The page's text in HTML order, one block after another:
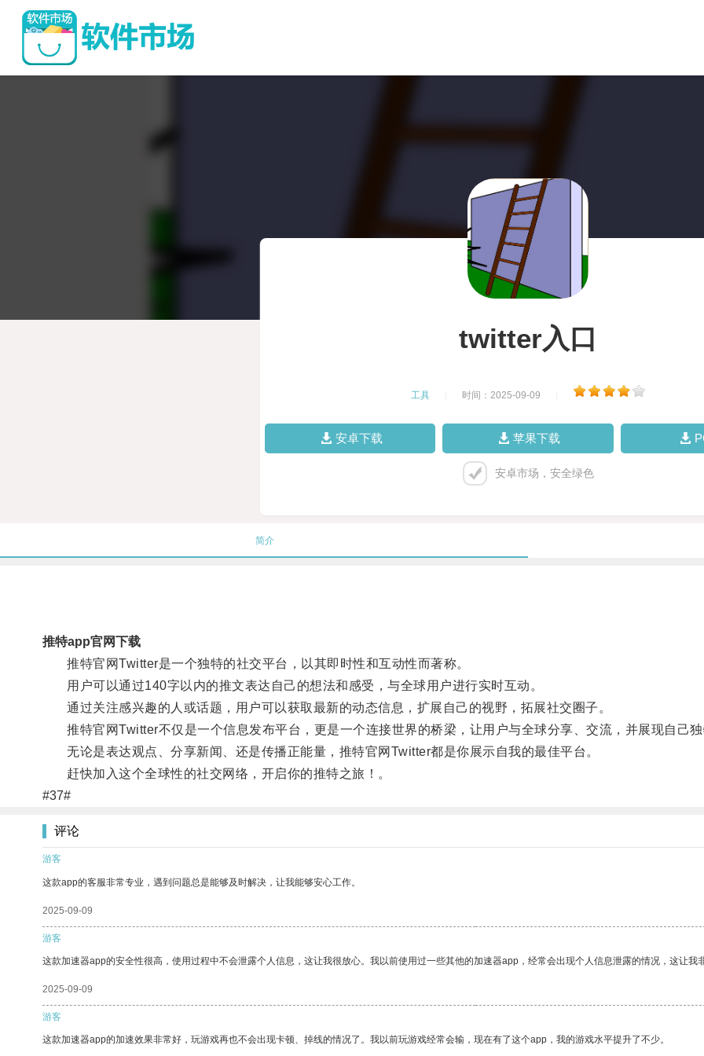
twitter入口
工具 时间：2025-09-09
安卓下载 苹果下载
安卓市场，安全绿色
简介
推特app官网下载
推特官网Twitter是一个独特的社交平台，以其即时性和互动性而著称。
用户可以通过140字以内的推文表达自己的想法和感受，与全球用户进行实时互动。
通过关注感兴趣的人或话题，用户可以获取最新的动态信息，扩展自己的视野，拓展社交圈子。
推特官网Twitter不仅是一个信息发布平台，更是一个连接世界的桥梁，让用户与全球分享、交流，并展现自己独
无论是表达观点、分享新闻、还是传播正能量，推特官网Twitter都是你展示自我的最佳平台。
赶快加入这个全球性的社交网络，开启你的推特之旅！。
#37#
评论
游客
这款app的客服非常专业，遇到问题总是能够及时解决，让我能够安心工作。
2025-09-09
游客
这款加速器app的安全性很高，使用过程中不会泄露个人信息，这让我很放心。我以前使用过一些其他的加速器app，经常会出现个人信息泄露的情况，这让我
2025-09-09
游客
这款加速器app的加速效果非常好，玩游戏再也不会出现卡顿、掉线的情况了。我以前玩游戏经常会输，现在有了这个app，我的游戏水平提升了不少。